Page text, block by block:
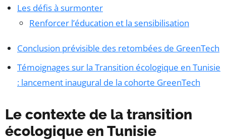
Les défis à surmonter
Renforcer l’éducation et la sensibilisation
Conclusion prévisible des retombées de GreenTech
Témoignages sur la Transition écologique en Tunisie
: lancement inaugural de la cohorte GreenTech
Le contexte de la transition
écologique en Tunisie